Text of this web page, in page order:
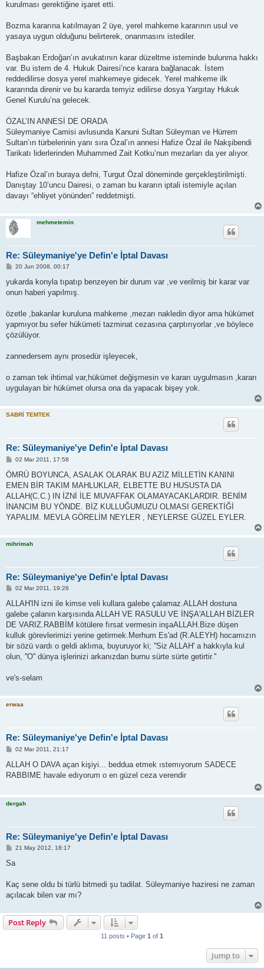
kurulması gerektiğine işaret etti.
Bozma kararına katılmayan 2 üye, yerel mahkeme kararının usul ve
yasaya uygun olduğunu belirterek, onanmasını istediler.
Başbakan Erdoğan’ın avukatının karar düzeltme isteminde bulunma hakkı
var. Bu istem de 4. Hukuk Dairesi’nce karara bağlanacak. İstem
reddedilirse dosya yerel mahkemeye gidecek. Yerel mahkeme ilk
kararında direnir ve bu kararda temyiz edilirse dosya Yargıtay Hukuk
Genel Kurulu’na gelecek.
ÖZAL’IN ANNESİ DE ORADA
Süleymaniye Camisi avlusunda Kanuni Sultan Süleyman ve Hürrem
Sultan’ın türbelerinin yanı sıra Özal’ın annesi Hafize Özal ile Nakşibendi
Tarikatı liderlerinden Muhammed Zait Kotku’nun mezarları da yer alıyor.
Hafize Özal’ın buraya defni, Turgut Özal döneminde gerçekleştirilmişti.
Danıştay 10’uncu Dairesi, o zaman bu kararın iptali istemiyle açılan
davayı “ehliyet yönünden” reddetmişti.
mehmetemin
Re: Süleymaniye'ye Defin'e İptal Davası
P
s
20 Jun 2008, 00:17
yukarda konyla tıpatıp benzeyen bir durum var ,ve verilmiş bir karar var
onun haberi yapılmış.
özetle ,bakanlar kuruluna mahkeme ,mezarı nakledin diyor ama hükümet
yapmıyor.bu sefer hükümeti tazminat cezasına çarptırıyorlar ,ve böylece
çözülüyor.
zannedersem aynı prosedür işleyecek,
o zaman tek ihtimal var,hükümet değişmesin ve kararı uygulmasın ,kararı
uygulayan bir hükümet olursa ona da yapacak bişey yok.
SABRİ TEMTEK
Re: Süleymaniye'ye Defin'e İptal Davası
P
s
02 Mar 2011, 17:58
ÖMRÜ BOYUNCA, ASALAK OLARAK BU AZİZ MİLLETİN KANINI
EMEN BİR TAKIM MAHLUKLAR, ELBETTE BU HUSUSTA DA
ALLAH(C.C.) IN İZNİ İLE MUVAFFAK OLAMAYACAKLARDIR. BENİM
İNANCIM BU YÖNDE. BİZ KULLUĞUMUZU OLMASI GEREKTİĞİ
YAPALIM. MEVLA GÖRELİM NEYLER , NEYLERSE GÜZEL EYLER.
mihrimah
Re: Süleymaniye'ye Defin'e İptal Davası
P
s
02 Mar 2011, 19:26
ALLAH'IN izni ile kimse veli kullara galebe çalamaz.ALLAH dostuna
galebe çalanın karşısında ALLAH VE RASULU VE İNŞA'ALLAH BİZLER
DE VARIZ.RABBİM kötülere fırsat vermesin inşaALLAH.Bize düşen
kulluk görevlerimizi yerine getirmek.Merhum Es'ad (R.ALEYH) hocamızın
bir sözü vardı o geldi aklıma, buyuruyor ki; ''Siz ALLAH' a hakkıyla kul
olun, ''O'' dünya işlerinizi arkanızdan burnu sürte sürte getirtir.''
ve's-selam
erwaa
Re: Süleymaniye'ye Defin'e İptal Davası
P
s
02 Mar 2011, 21:17
ALLAH O DAVA açan kişiyi... beddua etmek ıstemıyorum SADECE
RABBIME havale edıyorum o en güzel ceza verendir
dergah
Re: Süleymaniye'ye Defin'e İptal Davası
P
s
21 May 2012, 18:17
Sa
Kaç sene oldu bi türlü bitmedi şu tadilat. Süleymaniye haziresi ne zaman
açılacak bilen var mı?
Post Reply
11 posts • Page 1 of 1
Jump to